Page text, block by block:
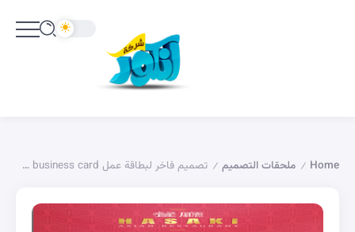
Home
/ ملحقات التصميم / تصميم فاخر لبطاقة عمل PSD business card